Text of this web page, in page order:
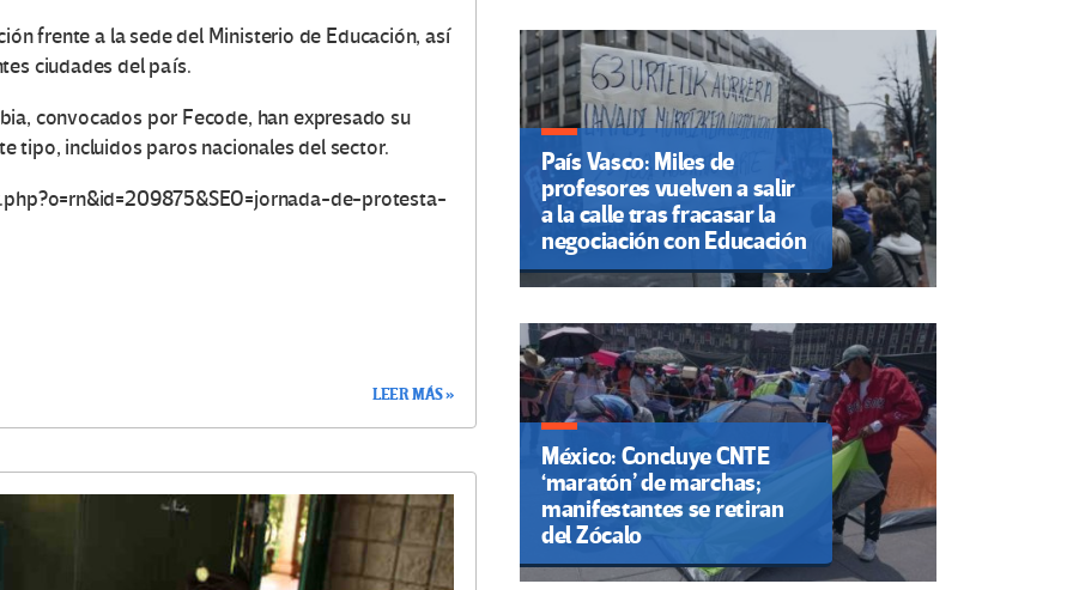
frente a la sede del Ministerio de Educación, así
ciudades del país.
convocados por Fecode, han expresado su
tipo, incluidos paros nacionales del sector.
de-protesta-
LEER MÁS »
País Vasco: Miles de
profesores vuelven a salir
a la calle tras fracasar la
negociación con Educación
México: Concluye CNTE
‘maratón’ de marchas;
manifestantes se retiran
del Zócalo